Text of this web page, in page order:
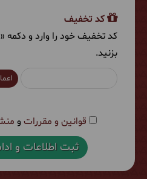
کد تخفیف
کد تخفیف خود را وارد و دکمه
بزنید.
قوانین و مقررات و
ثبت اطلاعات و